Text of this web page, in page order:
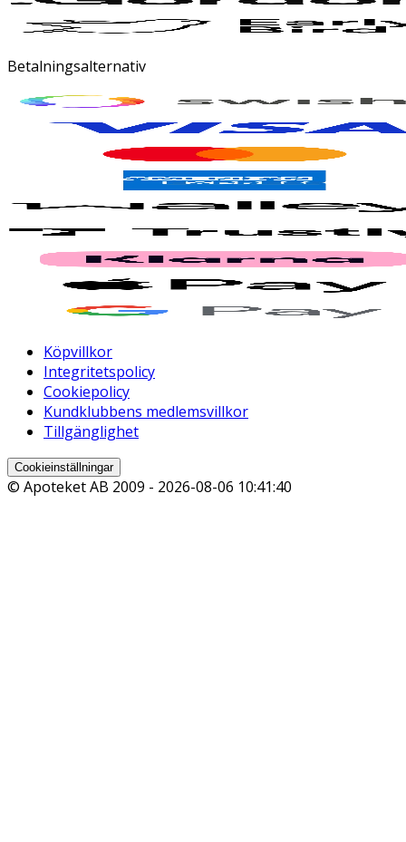
Betalningsalternativ
Köpvillkor
Integritetspolicy
Cookiepolicy
Kundklubbens medlemsvillkor
Tillgänglighet
Cookieinställningar
© Apoteket AB 2009 - 2026-08-06 10:41:40